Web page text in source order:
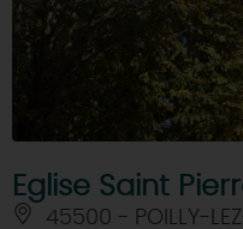
CE
Eglise Saint
45500 - POILLY-